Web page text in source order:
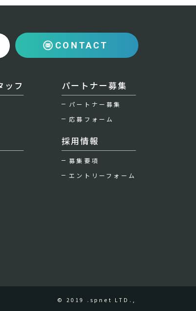
CONTACT
ッフ パートナー募集
パートナー募集
応募フォーム
採用情報
募集要項
エントリーフォーム
© 2019 .spnet LTD.,